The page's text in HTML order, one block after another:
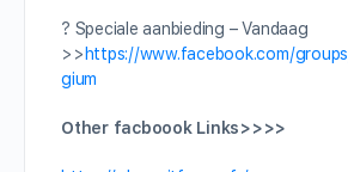
? Speciale aanbieding – Vandaag
>> https://www.facebook.com/
gium
Other facboook Links>>>>